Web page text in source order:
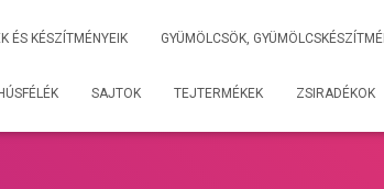
ÉS KÉSZÍTMÉNYEIK GYÜMÖLCSÖK,
HÚSFÉLÉK SAJTOK TEJTERMÉKEK ZSIRADÉKOK